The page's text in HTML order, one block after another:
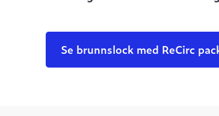
Se brunnslock med ReCirc